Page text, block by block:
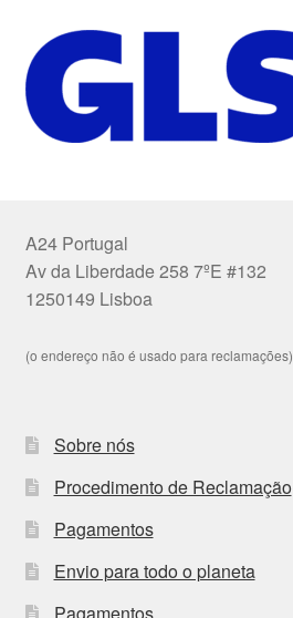
A24 Portugal
Av da Liberdade 258 7ºE #132
1250149 Lisboa
(o endereço não é usado para reclamações)
Sobre nós
Procedimento de Reclamação
Pagamentos
Envio para todo o planeta